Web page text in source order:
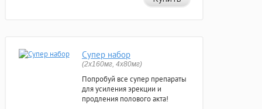
Супер набор
(2х160мг, 4х80мг)
Попробуй все супер препараты
для усиления эрекции и
продления полового акта!